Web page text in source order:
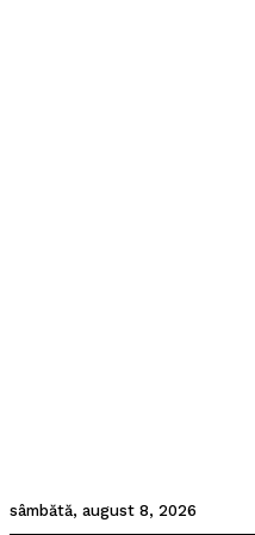
sâmbătă, august 8, 2026